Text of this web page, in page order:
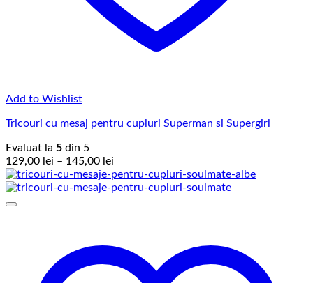
Add to Wishlist
Tricouri cu mesaj pentru cupluri Superman si Supergirl
Evaluat la 5 din 5
129,00 lei – 145,00 lei
de
prețuri: